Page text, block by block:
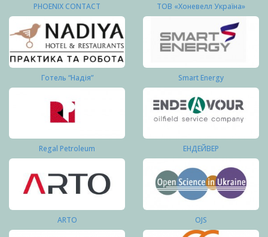
PHOENIX CONTACT ТОВ «Хоневелл Україна»
Готель “Надія” Smart Energy
Regal Petroleum ЕНДЕЙВЕР
ARTO OJS